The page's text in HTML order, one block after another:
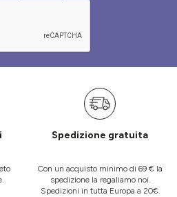
Spedizione gratuita
Con un acquisto minimo di 69 € la
spedizione la regaliamo noi.
Spedizioni in tutta Europa a 20€.